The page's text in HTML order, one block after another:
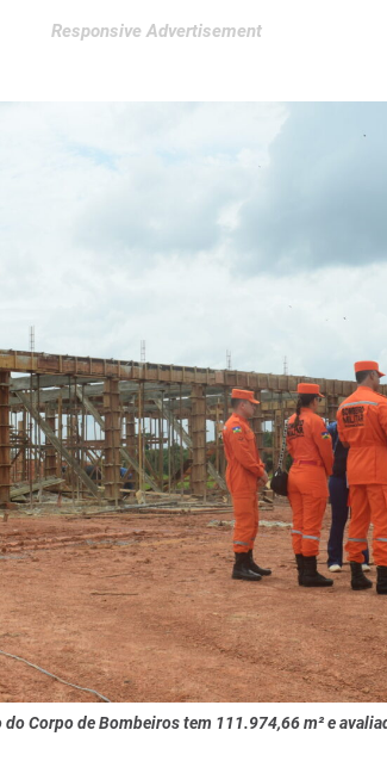
Responsive Advertisement
Corpo de Bombeiros tem 111.974,66 m² e